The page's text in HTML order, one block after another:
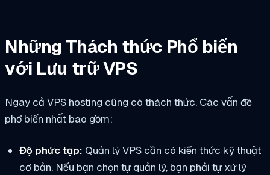
Những Thách thức Phổ biến
với Lưu trữ VPS
Ngay cả VPS hosting cũng có thách thức. Các vấn đề
phổ biến nhất bao gồm:
Độ phức tạp: Quản lý VPS cần có kiến thức kỹ thuật
cơ bản. Nếu bạn chọn tự quản lý, bạn phải tự xử lý